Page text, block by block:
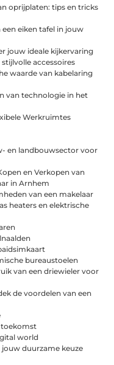
oprijplaten: tips en tricks
eiken tafel in jouw
jouw ideale kijkervaring
accessoires
waarde van kabelaring
van technologie in het
Werkruimtes
en landbouwsector voor
en Verkopen van
in Arnhem
van een makelaar
heaters en elektrische
bureaustoelen
van een driewieler voor
de voordelen van een
toekomst
world
duurzame keuze